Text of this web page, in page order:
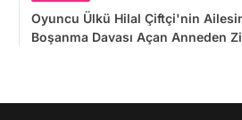
Oyuncu Ülkü Hilal Çiftçi'nin
Boşanma Davası Açan Anneden